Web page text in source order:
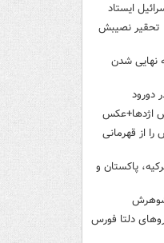
ایستاد
تحقیر نصیبش
نهایی شدن
دورود
اژدها+عکس
از قهرمانی
پاکستان و
شوهرش
دلتا فورس